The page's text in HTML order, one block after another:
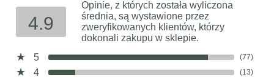
4.9
Opinie, z których została wyliczona
średnia, są wystawione przez
zweryfikowanych klientów, którzy
dokonali zakupu w sklepie.
5
(77)
4 (13)